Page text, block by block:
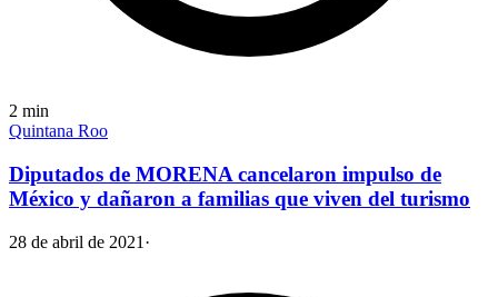
2 min
Quintana Roo
Diputados de MORENA cancelaron impulso de
México y dañaron a familias que viven del turismo
28 de abril de 2021 ·